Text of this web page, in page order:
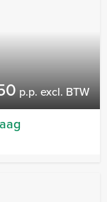
p.p. excl. BTW